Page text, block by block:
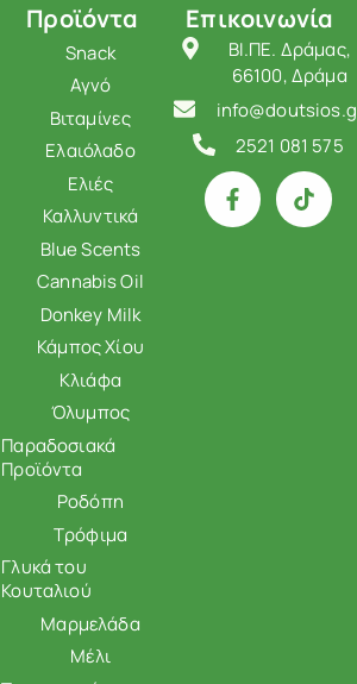
Προϊόντα
Snack
Αγνό
Βιταμίνες
Ελαιόλαδο
Ελιές
Καλλυντικά
Blue Scents
Cannabis Oil
Donkey Milk
Κάμπος Χίου
Κλιάφα
Όλυμπος
Παραδοσιακά
Προϊόντα
Ροδόπη
Τρόφιμα
Γλυκά του
Κουταλιού
Μαρμελάδα
Μέλι
Επικοινωνία
ΒΙ.ΠΕ. Δράμας,
66100, Δράμα
2521 081 575